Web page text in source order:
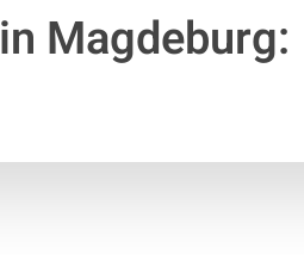
in Magdeburg: